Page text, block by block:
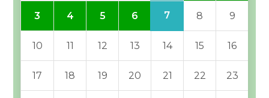
3 4 5 6 7 8 9
10 11 12 13 14 15 16
17 18 19 20 21 22 23